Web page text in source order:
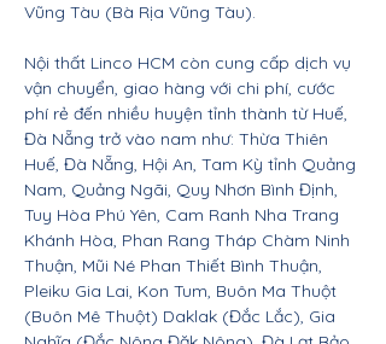
Vũng Tàu (Bà Rịa Vũng Tàu).
Nội thất Linco HCM còn cung cấp dịch vụ
vận chuyển, giao hàng với chi phí, cước
phí rẻ đến nhiều huyện tỉnh thành từ Huế,
Đà Nẵng trở vào nam như: Thừa Thiên
Huế, Đà Nẵng, Hội An, Tam Kỳ tỉnh Quảng
Nam, Quảng Ngãi, Quy Nhơn Bình Định,
Tuy Hòa Phú Yên, Cam Ranh Nha Trang
Khánh Hòa, Phan Rang Tháp Chàm Ninh
Thuận, Mũi Né Phan Thiết Bình Thuận,
Pleiku Gia Lai, Kon Tum, Buôn Ma Thuột
(Buôn Mê Thuột) Daklak (Đắc Lắc), Gia